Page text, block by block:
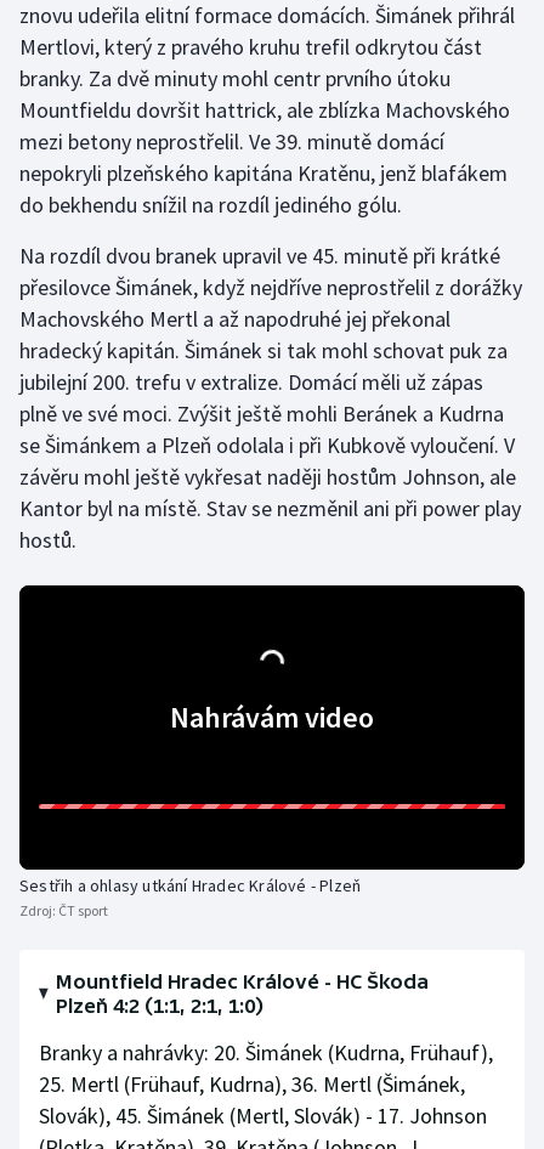
Motorsport
Olympijské hry
Parasport
Plavání
Plážový volejbal
Ragby
Rychlobruslení
Rychlostní kanoistika
Short track
Ostatní
znovu udeřila elitní formace domácích. Šimánek přihrál
Mertlovi, který z pravého kruhu trefil odkrytou část
branky. Za dvě minuty mohl centr prvního útoku
Mountfieldu dovršit hattrick, ale zblízka Machovského
mezi betony neprostřelil. Ve 39. minutě domácí
nepokryli plzeňského kapitána Kratěnu, jenž blafákem
do bekhendu snížil na rozdíl jediného gólu.
Na rozdíl dvou branek upravil ve 45. minutě při krátké
přesilovce Šimánek, když nejdříve neprostřelil z dorážky
Machovského Mertl a až napodruhé jej překonal
hradecký kapitán. Šimánek si tak mohl schovat puk za
jubilejní 200. trefu v extralize. Domácí měli už zápas
plně ve své moci. Zvýšit ještě mohli Beránek a Kudrna
se Šimánkem a Plzeň odolala i při Kubkově vyloučení. V
závěru mohl ještě vykřesat naději hostům Johnson, ale
Kantor byl na místě. Stav se nezměnil ani při power play
hostů.
Nahrávám video
Sestřih a ohlasy utkání Hradec Králové - Plzeň
Zdroj: ČT sport
Mountfield Hradec Králové - HC Škoda
Plzeň 4:2 (1:1, 2:1, 1:0)
Branky a nahrávky: 20. Šimánek (Kudrna, Frühauf),
25. Mertl (Frühauf, Kudrna), 36. Mertl (Šimánek,
Slovák), 45. Šimánek (Mertl, Slovák) - 17. Johnson